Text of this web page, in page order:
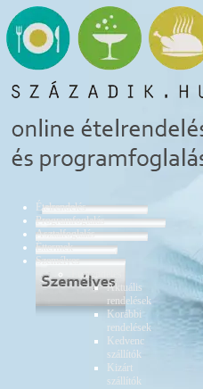
Ételrendelés
Programfoglalás
Asztalfoglalás
Éttermek
Személyes
Ételrendelés
Aktuális
rendelések
Korábbi
rendelések
Kedvenc
szállítók
Kizárt
szállítók